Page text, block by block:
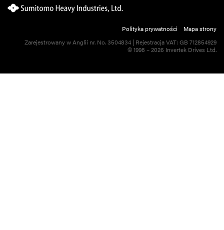
Polityka prywatności
Mapa strony
Zarejestrowany w Anglii nr. No. 3504834 | Rejestracja VAT: GB 712854929
© 1998 – 2026 Invertek Drives Ltd.